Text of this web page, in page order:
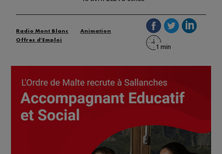
Radio Mont Blanc
Animation
Offres d'Emploi